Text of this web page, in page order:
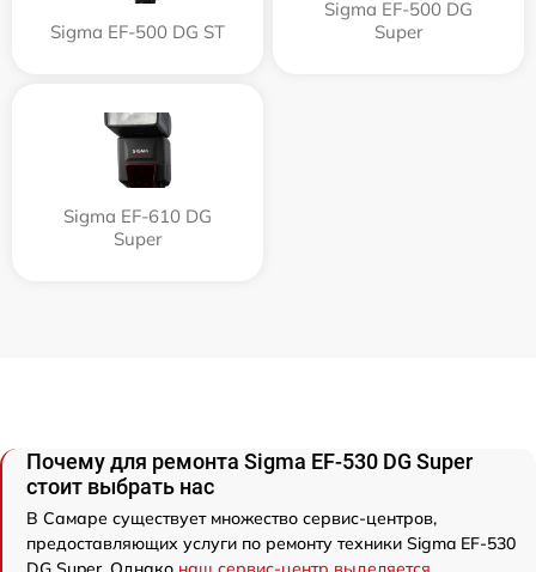
Sigma EF-500 DG ST
Sigma EF-500 DG
Super
Sigma EF-610 DG
Super
Почему для ремонта Sigma EF-530 DG Super
стоит выбрать нас
В Самаре существует множество сервис-центров,
предоставляющих услуги по ремонту техники Sigma EF-530